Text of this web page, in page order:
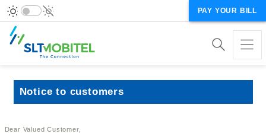
PAY YOUR BILL
Notice to customers
Dear Valued Customer,